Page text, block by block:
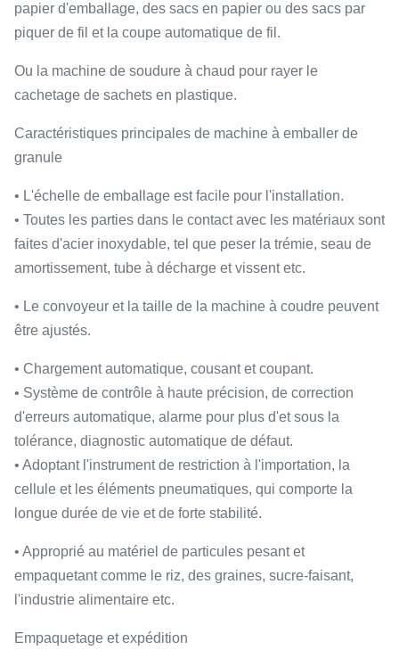
papier d'emballage, des sacs en papier ou des sacs par
piquer de fil et la coupe automatique de fil.
Ou la machine de soudure à chaud pour rayer le
cachetage de sachets en plastique.
Caractéristiques principales de machine à emballer de
granule
• L'échelle de emballage est facile pour l'installation.
• Toutes les parties dans le contact avec les matériaux sont
faites d'acier inoxydable, tel que peser la trémie, seau de
amortissement, tube à décharge et vissent etc.
• Le convoyeur et la taille de la machine à coudre peuvent
être ajustés.
• Chargement automatique, cousant et coupant.
• Système de contrôle à haute précision, de correction
d'erreurs automatique, alarme pour plus d'et sous la
tolérance, diagnostic automatique de défaut.
• Adoptant l'instrument de restriction à l'importation, la
cellule et les éléments pneumatiques, qui comporte la
longue durée de vie et de forte stabilité.
• Approprié au matériel de particules pesant et
empaquetant comme le riz, des graines, sucre-faisant,
l'industrie alimentaire etc.
Empaquetage et expédition